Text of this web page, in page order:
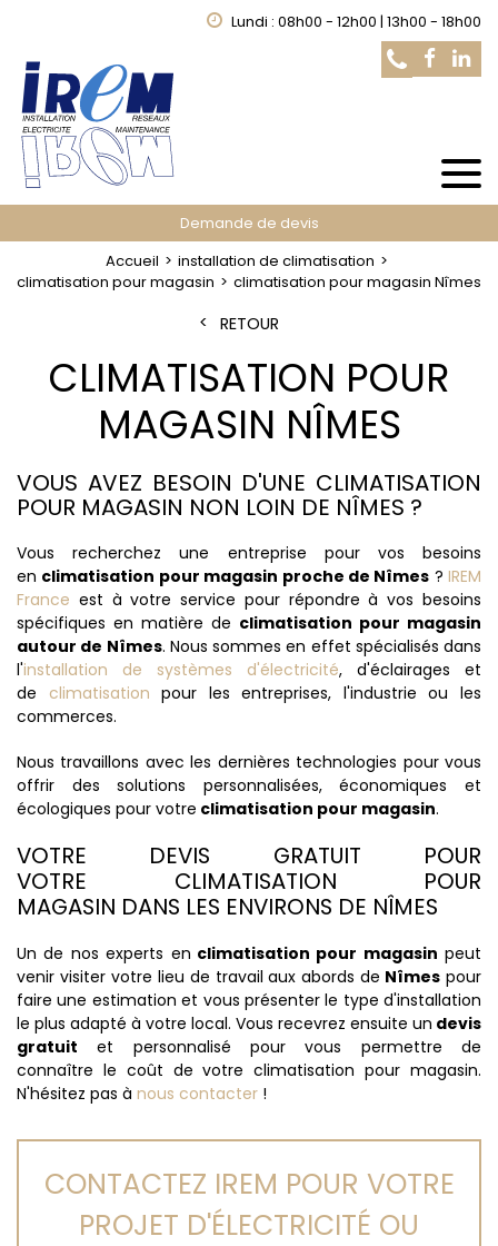
Lundi : 08h00 - 12h00 | 13h00 - 18h00
Demande de devis
Accueil
installation de climatisation
climatisation pour magasin
climatisation pour magasin Nîmes
RETOUR
CLIMATISATION POUR
MAGASIN NÎMES
VOUS AVEZ BESOIN D'UNE CLIMATISATION
POUR MAGASIN NON LOIN DE NÎMES ?
Vous recherchez une entreprise pour vos besoins
en climatisation pour magasin proche de Nîmes ? IREM
France est à votre service pour répondre à vos besoins
spécifiques en matière de climatisation pour magasin
autour de Nîmes. Nous sommes en effet spécialisés dans
l'installation de systèmes d'électricité, d'éclairages et
de climatisation pour les entreprises, l'industrie ou les
commerces.
Nous travaillons avec les dernières technologies pour vous
offrir des solutions personnalisées, économiques et
écologiques pour votre climatisation pour magasin.
VOTRE DEVIS GRATUIT POUR
VOTRE CLIMATISATION POUR
MAGASIN DANS LES ENVIRONS DE NÎMES
Un de nos experts en climatisation pour magasin peut
venir visiter votre lieu de travail aux abords de Nîmes pour
faire une estimation et vous présenter le type d'installation
le plus adapté à votre local. Vous recevrez ensuite un devis
gratuit et personnalisé pour vous permettre de
connaître le coût de votre climatisation pour magasin.
N'hésitez pas à nous contacter !
CONTACTEZ IREM POUR VOTRE
PROJET D'ÉLECTRICITÉ OU